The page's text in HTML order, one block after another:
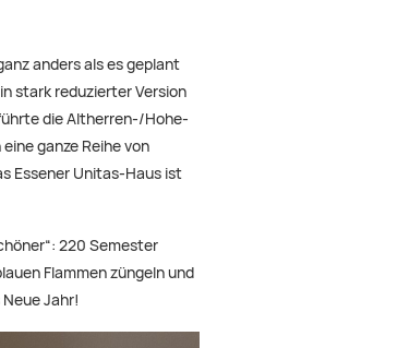
anders als es geplant
stark reduzierter Version
die Altherren-/Hohe-
ganze Reihe von
Essener Unitas-Haus ist
220 Semester
Flammen züngeln und
Jahr!